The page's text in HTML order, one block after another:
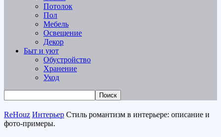
Потолок
Пол
Мебель
Освещение
Декор
Быт и уют
Обустройство
Хранение
Уход
ReHouz Интерьер Стиль романтизм в интерьере: описание и
фото-примеры.